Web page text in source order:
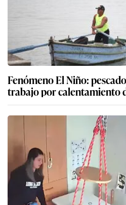
Fenómeno El Niño:
trabajo por calentamiento